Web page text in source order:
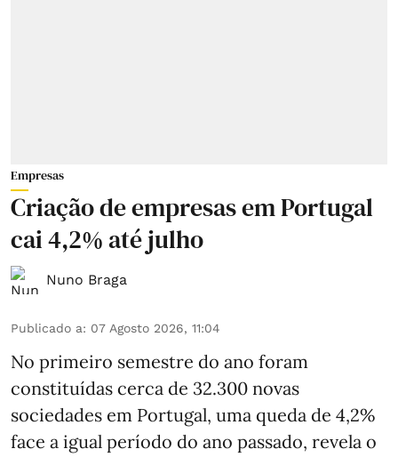
Empresas
Criação de empresas em Portugal
cai 4,2% até julho
Nuno Braga
Publicado a: 07 Agosto 2026, 11:04
No primeiro semestre do ano foram
constituídas cerca de 32.300 novas
sociedades em Portugal, uma queda de 4,2%
face a igual período do ano passado, revela o